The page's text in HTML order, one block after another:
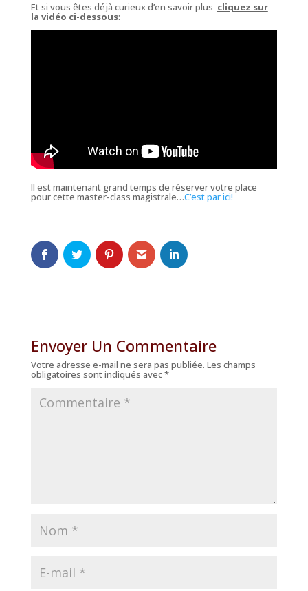
Et si vous êtes déjà curieux d’en savoir plus cliquez sur
la vidéo ci-dessous:
Il est maintenant grand temps de réserver votre place
pour cette master-class magistrale…C’est par ici!
Envoyer Un Commentaire
Votre adresse e-mail ne sera pas publiée. Les champs
obligatoires sont indiqués avec*